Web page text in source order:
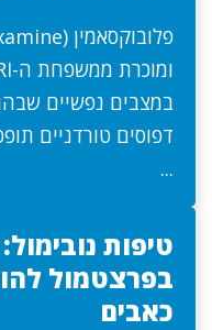
במצבים נפשיים
דפוסים טורדניים
...
טיפות
בפרצטמול
כאבים